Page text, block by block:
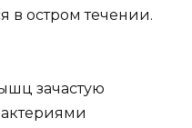
в остром течении.
зачастую